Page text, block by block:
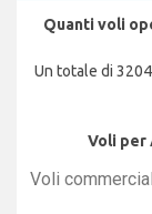
Quanti voli
Un totale di
Voli per
Voli